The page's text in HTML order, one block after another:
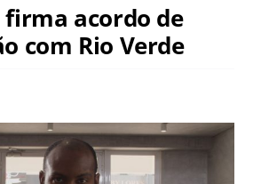
firma acordo de
com Rio Verde